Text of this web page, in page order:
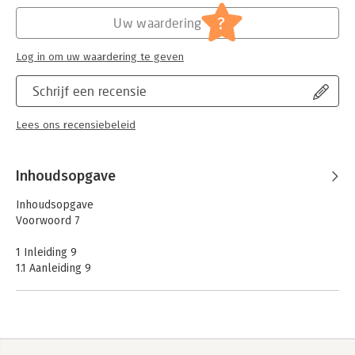
Schrijf een recensie
Lees ons recensiebeleid
Uw waardering ?
Log in om uw waardering te geven
Inhoudsopgave
Inhoudsopgave
Voorwoord 7
1 Inleiding 9
1.1 Aanleiding 9